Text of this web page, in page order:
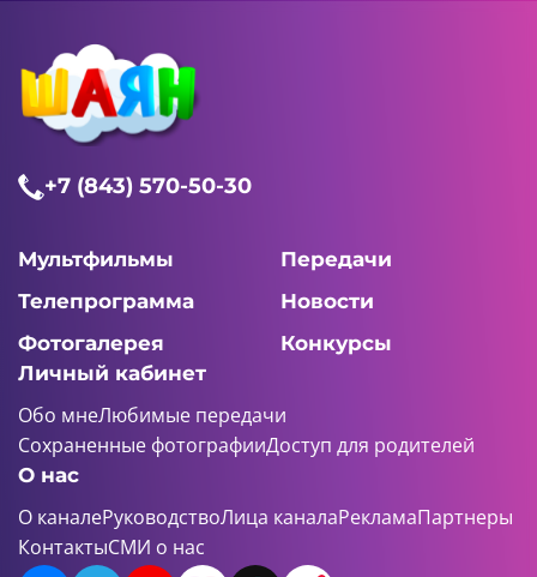
+7 (843) 570-50-30
Мультфильмы
Передачи
Телепрограмма
Новости
Фотогалерея
Конкурсы
Личный кабинет
Обо мнеЛюбимые передачи
Сохраненные фотографииДоступ для родителей
О нас
О каналеРуководствоЛица каналаРекламаПартнеры
КонтактыСМИ о нас